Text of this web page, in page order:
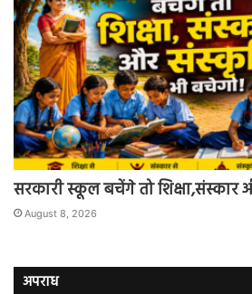
सरकारी स्कूल बचेंगे तो शिक्षा,संस्कार
August 8, 2026
अपराध